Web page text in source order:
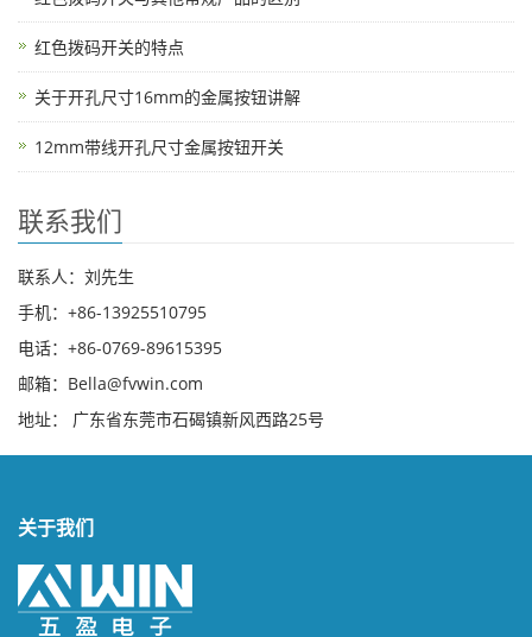
红色拨码开关的特点
关于开孔尺寸16mm的金属按钮讲解
12mm带线开孔尺寸金属按钮开关
联系我们
联系人：刘先生
手机：+86-13925510795
电话：+86-0769-89615395
邮箱：Bella@fvwin.com
地址： 广东省东莞市石碣镇新风西路25号
关于我们